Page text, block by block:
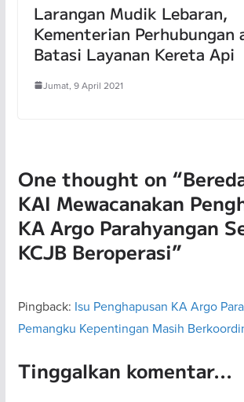
Larangan Mudik Lebaran,
Kementerian Perhubungan
Batasi Layanan Kereta Api
Jumat, 9 April 2021
One thought on “
KAI Mewacanakan
KA Argo Parahyangan
KCJB Beroperasi”
Pingback: Isu Penghapusan KA Argo
Pemangku Kepentingan Masih
Tinggalkan komentar...